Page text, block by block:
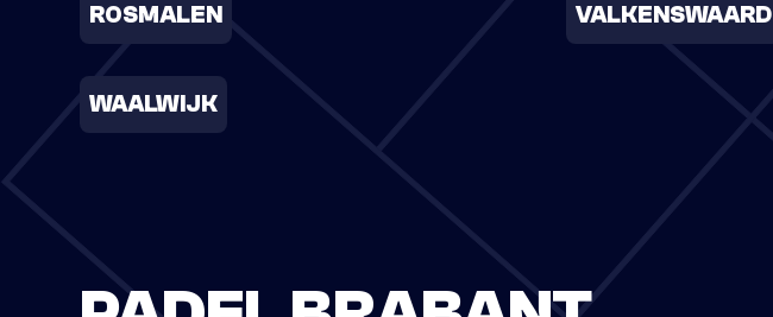
ROSMALEN VALKENSWAARD
WAALWIJK